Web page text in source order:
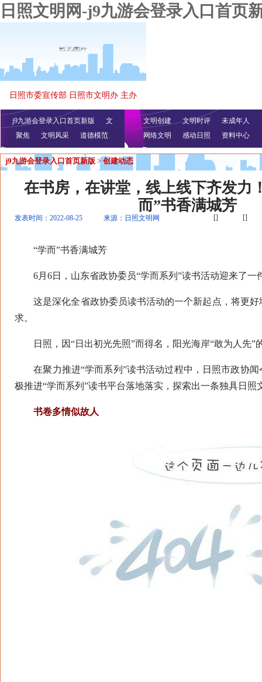
日照文明网-j9九游会登录入口首页
日照市委宣传部 日照市文明办 主办
j9九游会登录入口首页新版
文
明播报
公益视频
聚焦 文明风采 道德模范
文明创建 文明时评
未成年人
网络文明
感动日照 资料中心
j9九游会登录入口首页新版 > 创建动态
在书房，在讲堂，线上线下齐发力
而”书香满城芳
发表时间：2022-08-25 来源：日照文明网 [] []
“学而”书香满城芳
6月6日，山东省政协委员“学而系列”读书活动迎来了一
这是深化全省政协委员读书活动的一个新起点，将更好
求。
日照，因“日出初光先照”而得名，阳光海岸“敢为人先”
在聚力推进“学而系列”读书活动过程中，日照市政协闻
极推进“学而系列”读书平台落地落实，探索出一条独具日照
书卷多情似故人